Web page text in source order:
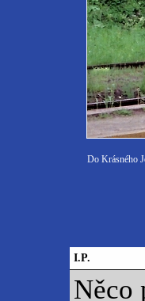
Do Krásného
I.P.
Něco